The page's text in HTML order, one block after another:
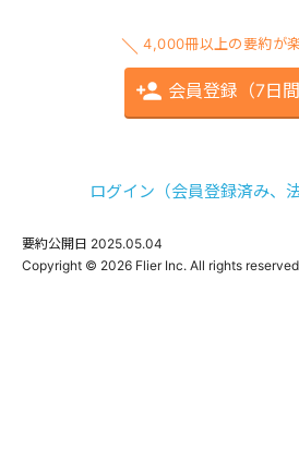
4,000冊以上の要約が
会員登録（7日間
ログイン（会員登録済み、
要約公開日 2025.05.04